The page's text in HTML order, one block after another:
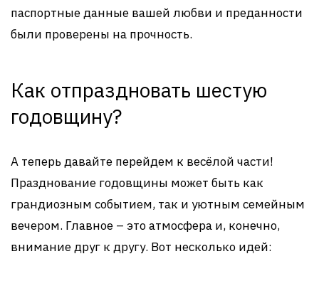
паспортные данные вашей любви и преданности
были проверены на прочность.
Как отпраздновать шестую
годовщину?
А теперь давайте перейдем к весёлой части!
Празднование годовщины может быть как
грандиозным событием, так и уютным семейным
вечером. Главное – это атмосфера и, конечно,
внимание друг к другу. Вот несколько идей: